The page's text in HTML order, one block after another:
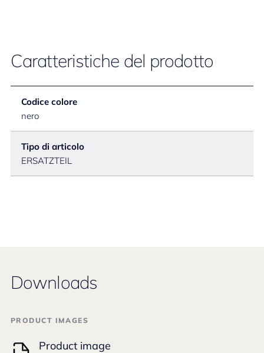
Caratteristiche del prodotto
Codice colore
nero
Tipo di articolo
ERSATZTEIL
Downloads
PRODUCT IMAGES
Product image